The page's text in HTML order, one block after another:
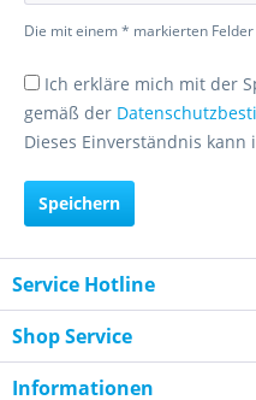
Die mit einem * markierten
Ich erkläre mich mit der
gemäß der
Dieses Einverständnis
Speichern
Service Hotline
Shop Service
Informationen